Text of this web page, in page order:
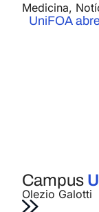
Medicina,
UniFOA
Campus
Olezio Galotti